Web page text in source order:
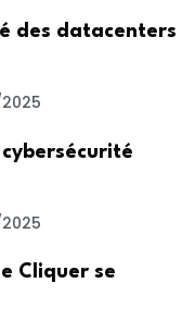
des datacenters
Cliquer se